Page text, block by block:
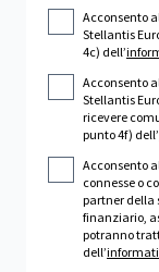
Acconsento
Stellantis
4c) dell’
Acconsento
Stellantis
ricevere
punto 4f) dell’
Acconsento
connesse o
partner della
finanziario,
potranno
dell’